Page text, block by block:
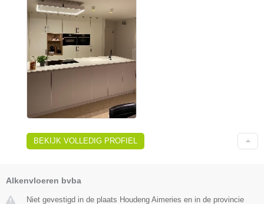
BEKIJK VOLLEDIG PROFIEL
Alkenvloeren bvba
Niet gevestigd in de plaats Houdeng Aimeries en in de provincie